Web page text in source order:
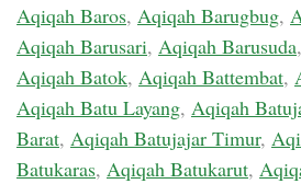
Aqiqah Baros, Aqiqah Barugbug,
Aqiqah Barusari, Aqiqah Barusuda,
Aqiqah Batok, Aqiqah Battembat,
Aqiqah Batu Layang, Aqiqah
Barat, Aqiqah Batujajar Timur,
Batukaras, Aqiqah Batukarut,